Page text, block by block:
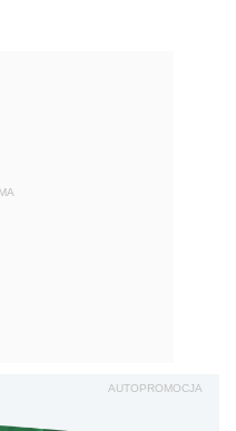
AUTOPROMOCJA